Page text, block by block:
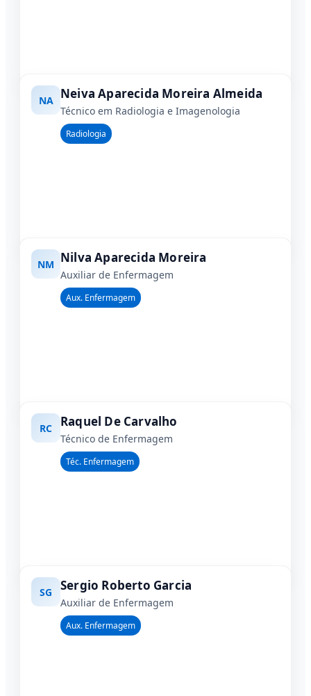
NA Neiva Aparecida Moreira Almeida
Técnico em Radiologia e Imagenologia
Radiologia
NM Nilva Aparecida Moreira
Auxiliar de Enfermagem
Aux. Enfermagem
RC Raquel De Carvalho
Técnico de Enfermagem
Téc. Enfermagem
SG Sergio Roberto Garcia
Auxiliar de Enfermagem
Aux. Enfermagem